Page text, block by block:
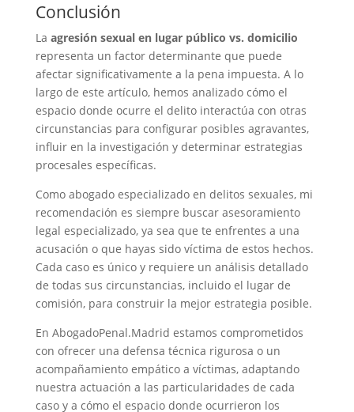
Conclusión
La agresión sexual en lugar público vs. domicilio
representa un factor determinante que puede
afectar significativamente a la pena impuesta. A lo
largo de este artículo, hemos analizado cómo el
espacio donde ocurre el delito interactúa con otras
circunstancias para configurar posibles agravantes,
influir en la investigación y determinar estrategias
procesales específicas.
Como abogado especializado en delitos sexuales, mi
recomendación es siempre buscar asesoramiento
legal especializado, ya sea que te enfrentes a una
acusación o que hayas sido víctima de estos hechos.
Cada caso es único y requiere un análisis detallado
de todas sus circunstancias, incluido el lugar de
comisión, para construir la mejor estrategia posible.
En AbogadoPenal.Madrid estamos comprometidos
con ofrecer una defensa técnica rigurosa o un
acompañamiento empático a víctimas, adaptando
nuestra actuación a las particularidades de cada
caso y a cómo el espacio donde ocurrieron los